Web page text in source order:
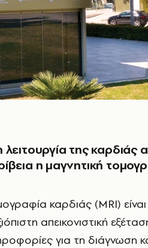
της καρδιάς
η μαγνητική
καρδιάς (MRI)
απεικονιστική
για τη διάγνωση